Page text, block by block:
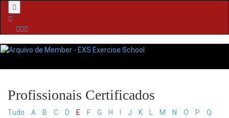
Menu
Tudo A B C D E F G H J K L M N O P
Q